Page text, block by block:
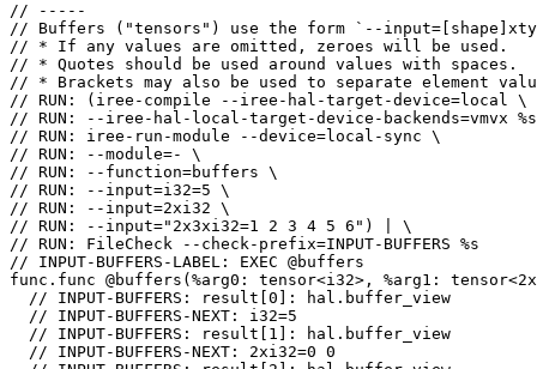
// -----
// Buffers ("tensors") use the form `--
// * If any values are omitted, zeroes will be used.
// * Quotes should be used around values with spaces.
// * Brackets may also be used to separate element
// RUN: (iree-compile --iree-hal-target-device=local \
// RUN: --iree-hal-local-target-device-backends=vmvx
// RUN: iree-run-module --device=local-sync \
// RUN: --module=- \
// RUN: --function=buffers \
// RUN: --input=i32=5 \
// RUN: --input=2xi32 \
// RUN: --input="2x3xi32=1 2 3 4 5 6") | \
// RUN: FileCheck --check-prefix=INPUT-BUFFERS %s
// INPUT-BUFFERS-LABEL: EXEC @buffers
func.func @buffers(%arg0: tensor<i32>, %arg1:
  // INPUT-BUFFERS: result[0]: hal.buffer_view
  // INPUT-BUFFERS-NEXT: i32=5
  // INPUT-BUFFERS: result[1]: hal.buffer_view
  // INPUT-BUFFERS-NEXT: 2xi32=0 0